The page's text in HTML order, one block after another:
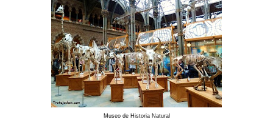
Museo de Historia Natural